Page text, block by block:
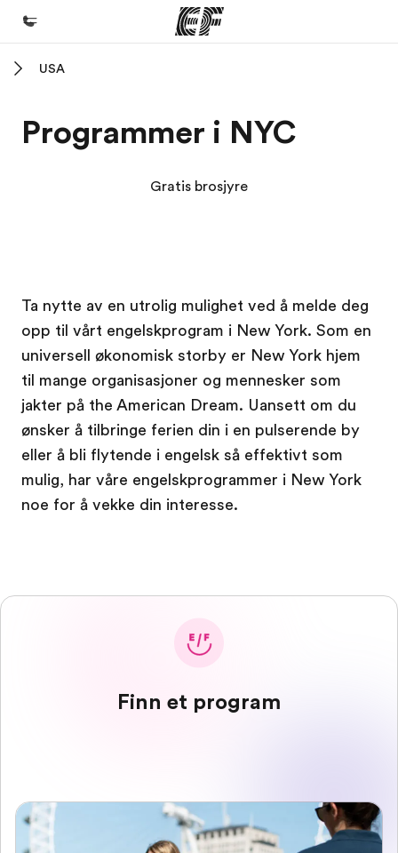
Programmer
Hvem vi er
Karriere
Bli en del av vårt team
USA
Programmer i NYC
Gratis brosjyre
Ta nytte av en utrolig mulighet ved å melde deg
opp til vårt engelskprogram i New York. Som en
universell økonomisk storby er New York hjem
til mange organisasjoner og mennesker som
jakter på the American Dream. Uansett om du
ønsker å tilbringe ferien din i en pulserende by
eller å bli flytende i engelsk så effektivt som
mulig, har våre engelskprogrammer i New York
noe for å vekke din interesse.
Finn et program